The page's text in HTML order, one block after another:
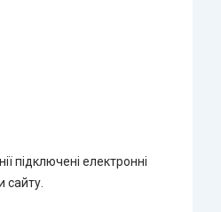
підключені електронні
сайту.